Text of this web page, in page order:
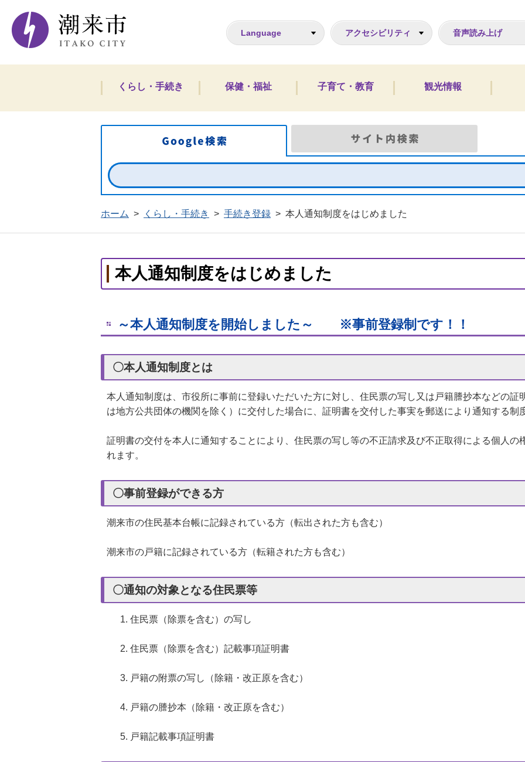
潮来市ホームページ
Language アクセシビリティ 音声読み上げ
くらし・手続き 保健・福祉 子育て・教育 観光情報
Google検索
ホーム > くらし・手続き > 手続き登録 > 本人通知制度をはじめました
本人通知制度をはじめました
～本人通知制度を開始しました～ ※事前登録制です！！
〇本人通知制度とは
本人通知制度は、市役所に事前に登録いただいた方に対し、住民票の写し又は戸籍謄抄本などの証
は地方公共団体の機関を除く）に交付した場合に、証明書を交付した事実を郵送により通知する制
証明書の交付を本人に通知することにより、住民票の写し等の不正請求及び不正取得による個人の
れます。
〇事前登録ができる方
潮来市の住民基本台帳に記録されている方（転出された方も含む）
潮来市の戸籍に記録されている方（転籍された方も含む）
〇通知の対象となる住民票等
住民票（除票を含む）の写し
住民票（除票を含む）記載事項証明書
戸籍の附票の写し（除籍・改正原を含む）
戸籍の謄抄本（除籍・改正原を含む）
戸籍記載事項証明書